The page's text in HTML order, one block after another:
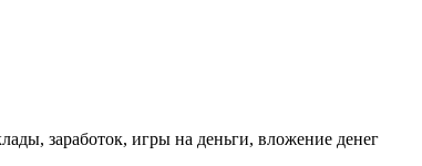
заработок, игры на деньги, вложение денег